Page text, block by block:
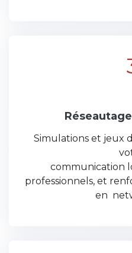
Simulations et jeux
communication
professionnels, et
en